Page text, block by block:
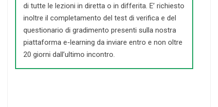
di tutte le lezioni in diretta o in differita. E’ richiesto
inoltre il completamento del test di verifica e del
questionario di gradimento presenti sulla nostra
piattaforma e-learning da inviare entro e non oltre
20 giorni dall’ultimo incontro.